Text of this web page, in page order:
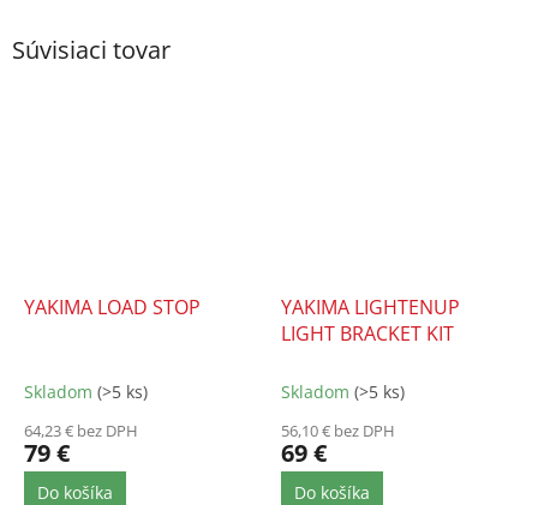
Súvisiaci tovar
YAKIMA LOAD STOP
Skladom (>5 ks)
64,23 € bez DPH
79 €
Do košíka
YAKIMA LIGHTENUP
LIGHT BRACKET KIT
Skladom (>5 ks)
56,10 € bez DPH
69 €
Do košíka